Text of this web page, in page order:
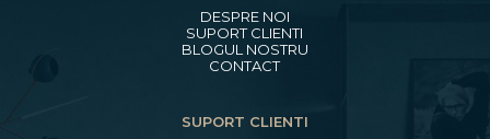
DESPRE NOI
SUPORT CLIENTI
BLOGUL NOSTRU
CONTACT
SUPORT CLIENTI